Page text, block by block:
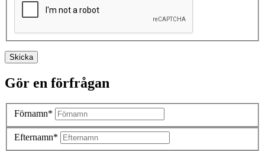
Skicka
Gör en förfrågan
Förnamn*
Efternamn*